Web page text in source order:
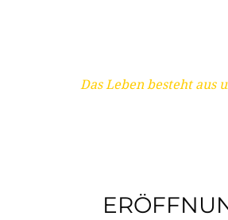
Das Leben besteht aus